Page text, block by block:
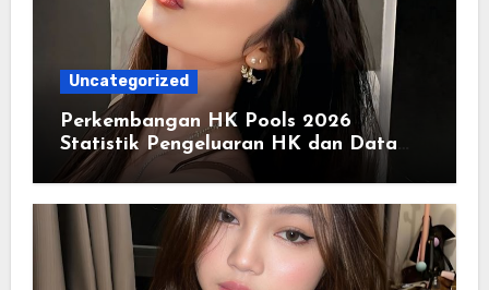
Uncategorized
Perkembangan HK Pools 2026
Statistik Pengeluaran HK dan Data
Historis Lengkap